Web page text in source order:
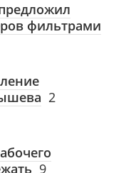
фильтрами
2
9